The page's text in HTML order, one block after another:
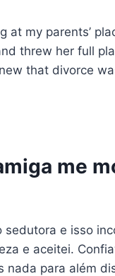
at my parents’
threw her full
that divorce
me
sedutora e isso
e aceitei.
nada para além